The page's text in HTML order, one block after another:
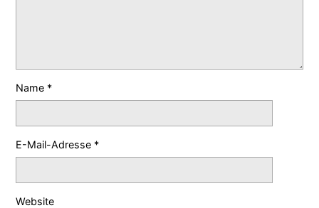
Name *
E-Mail-Adresse *
Website